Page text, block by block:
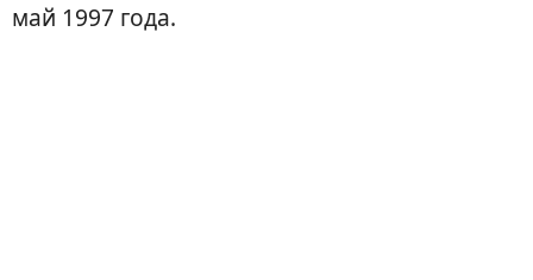
май 1997 года.